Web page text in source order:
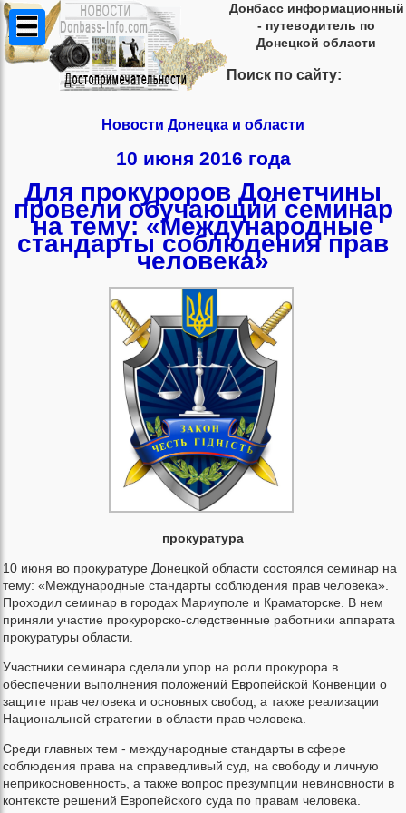
Донбасс информационный
- путеводитель по
Донецкой области
Поиск по сайту:
Новости Донецка и области
10 июня 2016 года
Для прокуроров Донетчины
провели обучающий семинар
на тему: «Международные
стандарты соблюдения прав
человека»
прокуратура
10 июня во прокуратуре Донецкой области состоялся семинар на
тему: «Международные стандарты соблюдения прав человека».
Проходил семинар в городах Мариуполе и Краматорске. В нем
приняли участие прокурорско-следственные работники аппарата
прокуратуры области.
Участники семинара сделали упор на роли прокурора в
обеспечении выполнения положений Европейской Конвенции о
защите прав человека и основных свобод, а также реализации
Национальной стратегии в области прав человека.
Среди главных тем - международные стандарты в сфере
соблюдения права на справедливый суд, на свободу и личную
неприкосновенность, а также вопрос презумпции невиновности в
контексте решений Европейского суда по правам человека.